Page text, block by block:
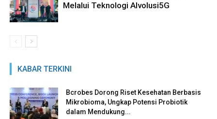
Melalui Teknologi AIvolusi5G
KABAR TERKINI
Bcrobes Dorong Riset Kesehatan Berbasis
Mikrobioma, Ungkap Potensi Probiotik
dalam Mendukung...